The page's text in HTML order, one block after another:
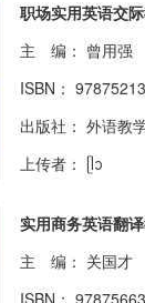
职场实用英语交际
主 编： 曾用强
ISBN：
出版社： 外语教
上传者： ᥫᩣ
主 编： 关国才